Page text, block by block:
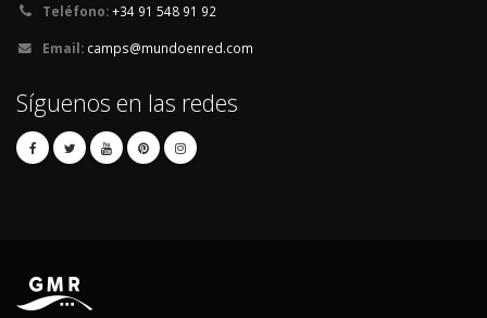
Teléfono:+34 91 548 91 92
Email: camps@mundoenred.com
Síguenos en las redes